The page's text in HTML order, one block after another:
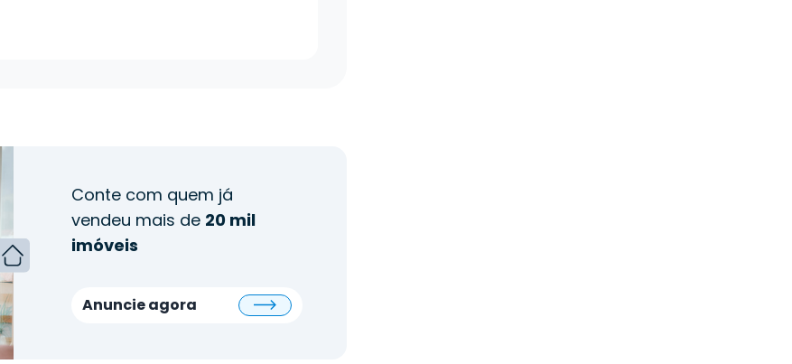
Conte com quem já
vendeu mais de 20 mil
imóveis
Anuncie agora